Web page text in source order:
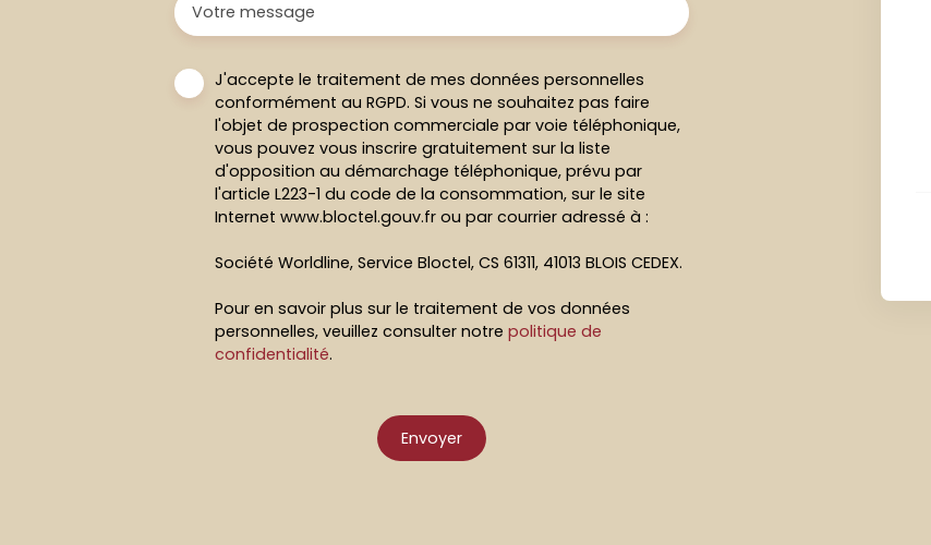
Votre message
J'accepte le traitement de mes données personnelles
conformément au RGPD. Si vous ne souhaitez pas faire
l'objet de prospection commerciale par voie téléphonique,
vous pouvez vous inscrire gratuitement sur la liste
d'opposition au démarchage téléphonique, prévu par
l'article L223-1 du code de la consommation, sur le site
Internet www.bloctel.gouv.fr ou par courrier adressé à :
Société Worldline, Service Bloctel, CS 61311, 41013 BLOIS CEDEX.
Pour en savoir plus sur le traitement de vos données
personnelles, veuillez consulter notre politique de
confidentialité.
Envoyer